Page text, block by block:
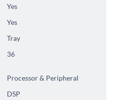
Yes
Yes
Tray
36
Processor & Peripheral
DSP